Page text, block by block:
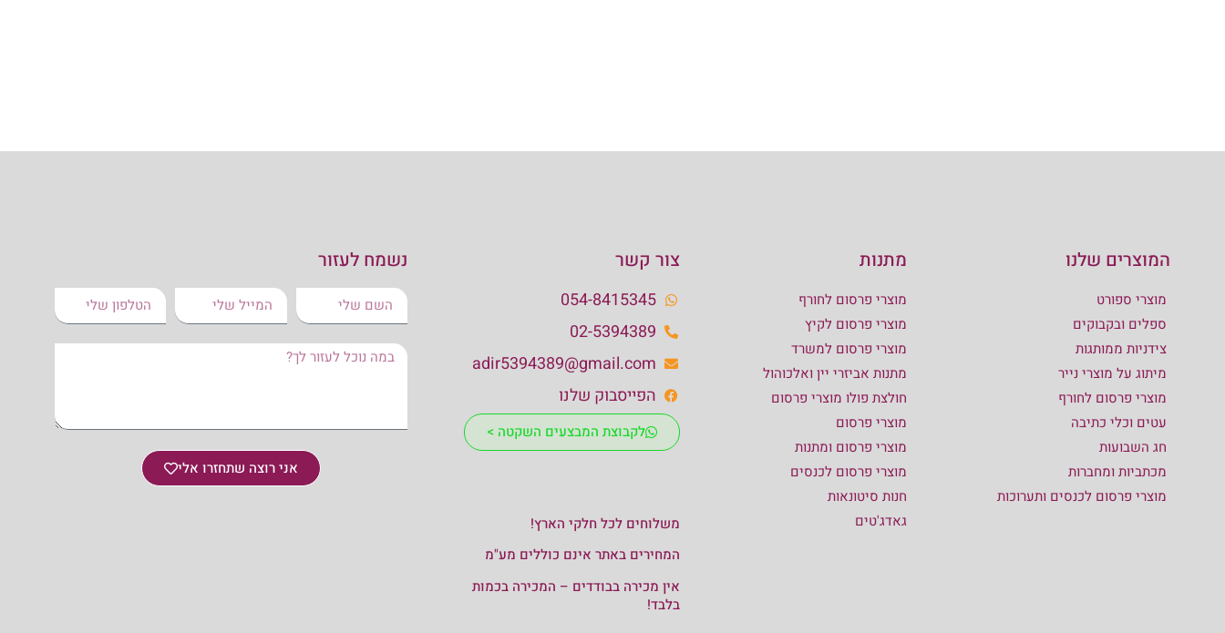
המוצרים שלנו
מוצרי ספורט
ספלים ובקבוקים
צידניות ממותגות
מיתוג על מוצרי נייר
מוצרי פרסום לחורף
עטים וכלי כתיבה
חג השבועות
מכתביות ומחברות
מוצרי פרסום לכנסים ותערוכות
מתנות
מוצרי פרסום לחורף
מוצרי פרסום לקיץ
מוצרי פרסום למשרד
מתנות אביזרי יין ואלכוהול
חולצת פולו מוצרי פרסום
מוצרי פרסום
מוצרי פרסום ומתנות
מוצרי פרסום לכנסים
חנות סיטונאות
גאדג'טים
צור קשר
054-8415345
02-5394389
adir5394389@gmail.com
הפייסבוק שלנו
לקבוצת המבצעים השקטה >
משלוחים לכל חלקי הארץ!
המחירים באתר אינם כוללים מע"מ
אין מכירה בבודדים – המכירה בכמות
בלבד!
נשמח לעזור
אני רוצה שתחזרו אלי